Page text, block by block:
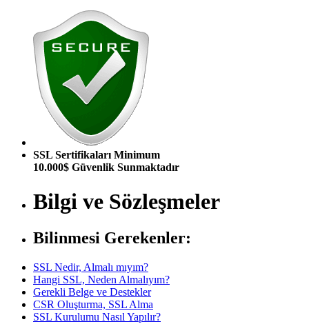
SSL Sertifikaları Minimum
10.000$ Güvenlik Sunmaktadır
Bilgi ve Sözleşmeler
Bilinmesi Gerekenler:
SSL Nedir, Almalı mıyım?
Hangi SSL, Neden Almalıyım?
Gerekli Belge ve Destekler
CSR Oluşturma, SSL Alma
SSL Kurulumu Nasıl Yapılır?